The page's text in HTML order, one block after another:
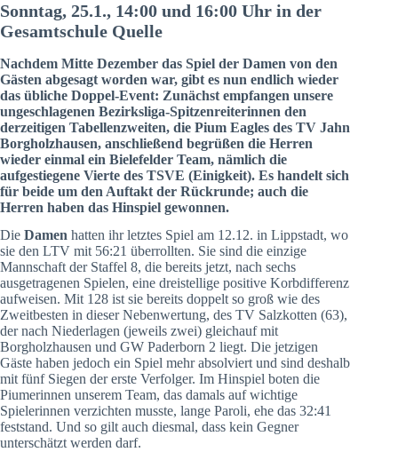
Sonntag, 25.1., 14:00 und 16:00 Uhr in der
Gesamtschule Quelle
Nachdem Mitte Dezember das Spiel der Damen von den
Gästen abgesagt worden war, gibt es nun endlich wieder
das übliche Doppel-Event: Zunächst empfangen unsere
ungeschlagenen Bezirksliga-Spitzenreiterinnen den
derzeitigen Tabellenzweiten, die Pium Eagles des TV Jahn
Borgholzhausen, anschließend begrüßen die Herren
wieder einmal ein Bielefelder Team, nämlich die
aufgestiegene Vierte des TSVE (Einigkeit). Es handelt sich
für beide um den Auftakt der Rückrunde; auch die
Herren haben das Hinspiel gewonnen.
Die Damen hatten ihr letztes Spiel am 12.12. in Lippstadt, wo
sie den LTV mit 56:21 überrollten. Sie sind die einzige
Mannschaft der Staffel 8, die bereits jetzt, nach sechs
ausgetragenen Spielen, eine dreistellige positive Korbdifferenz
aufweisen. Mit 128 ist sie bereits doppelt so groß wie des
Zweitbesten in dieser Nebenwertung, des TV Salzkotten (63),
der nach Niederlagen (jeweils zwei) gleichauf mit
Borgholzhausen und GW Paderborn 2 liegt. Die jetzigen
Gäste haben jedoch ein Spiel mehr absolviert und sind deshalb
mit fünf Siegen der erste Verfolger. Im Hinspiel boten die
Piumerinnen unserem Team, das damals auf wichtige
Spielerinnen verzichten musste, lange Paroli, ehe das 32:41
feststand. Und so gilt auch diesmal, dass kein Gegner
unterschätzt werden darf.